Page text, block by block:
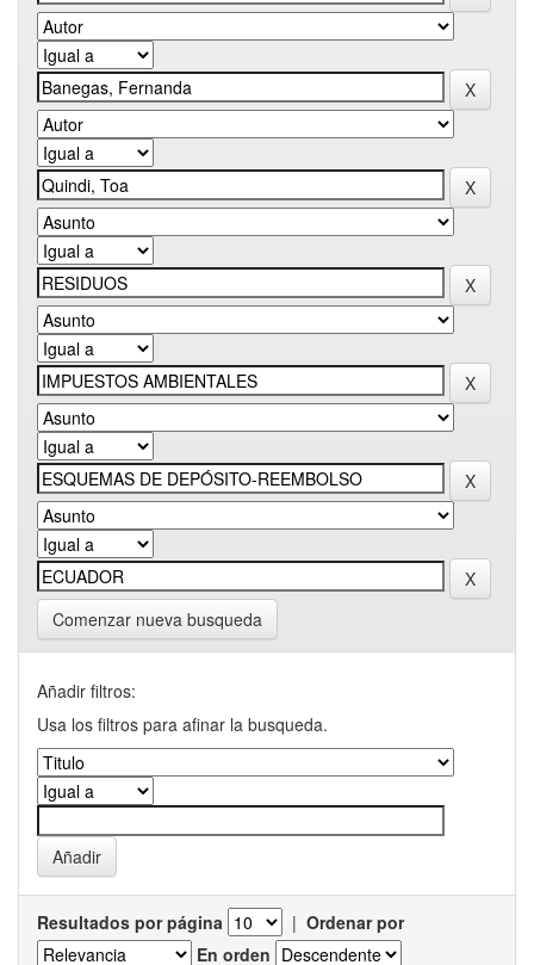
Comenzar nueva busqueda
Añadir filtros:
Usa los filtros para afinar la busqueda.
Resultados por página | Ordenar por
En orden